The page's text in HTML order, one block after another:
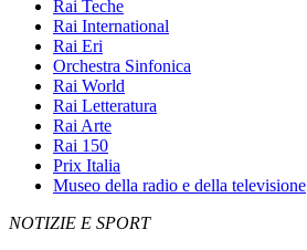
Rai Teche
Rai International
Rai Eri
Orchestra Sinfonica
Rai World
Rai Letteratura
Rai Arte
Rai 150
Prix Italia
Museo della radio e della televisione
NOTIZIE E SPORT